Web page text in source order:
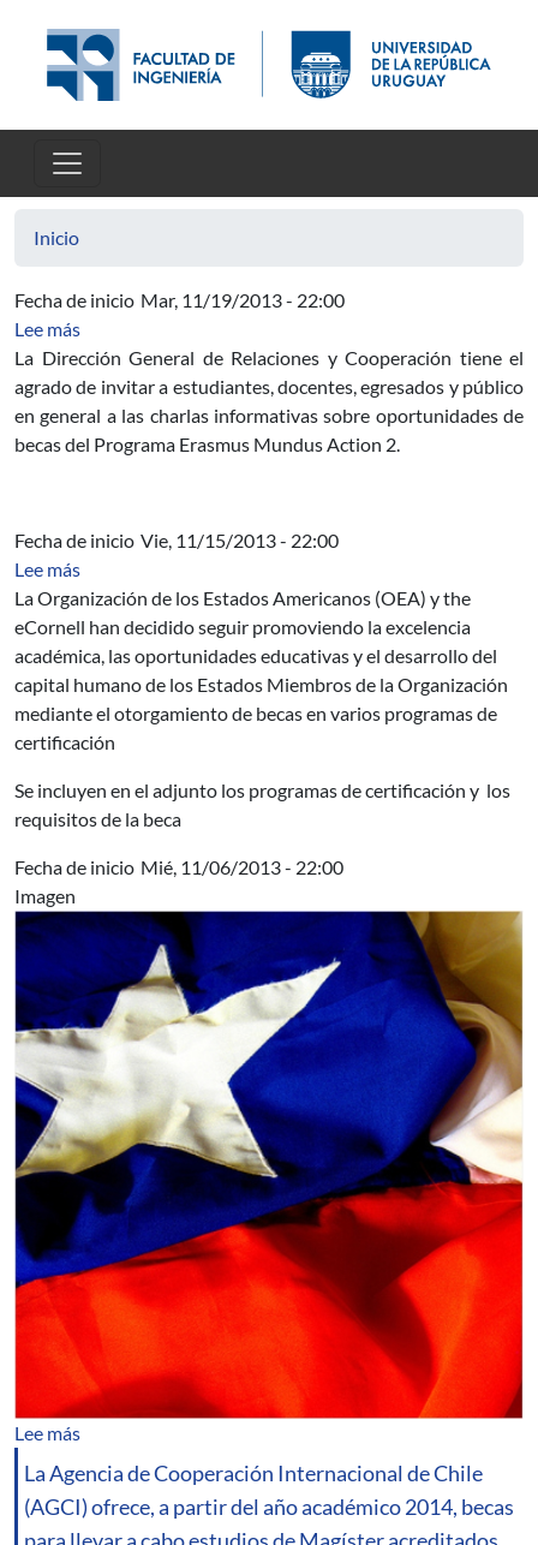
Inicio
Fecha de inicio Mar, 11/19/2013 - 22:00
Lee mássobre Becas para universidades europeas: Charlas
La Dirección General de Relaciones y Cooperación tiene el
agrado de invitar a estudiantes, docentes, egresados y público
en general a las charlas informativas sobre oportunidades de
becas del Programa Erasmus Mundus Action 2.
Fecha de inicio Vie, 11/15/2013 - 22:00
Lee mássobre Becas OEA - eCornell
La Organización de los Estados Americanos (OEA) y the
eCornell han decidido seguir promoviendo la excelencia
académica, las oportunidades educativas y el desarrollo del
capital humano de los Estados Miembros de la Organización
mediante el otorgamiento de becas en varios programas de
certificación
Se incluyen en el adjunto los programas de certificación y los
requisitos de la beca
Fecha de inicio Mié, 11/06/2013 - 22:00
Imagen
Lee mássobre Beca de Cooperación Horizontal de Chile
La Agencia de Cooperación Internacional de Chile
(AGCI) ofrece, a partir del año académico 2014, becas